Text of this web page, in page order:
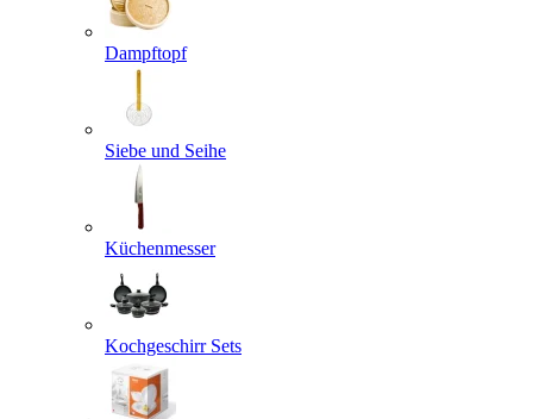
Dampftopf
Siebe und Seihe
Küchenmesser
Kochgeschirr Sets